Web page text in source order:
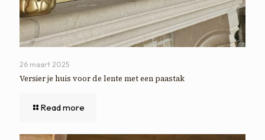
26 maart 2025
Versier je huis voor de lente met een paastak
Read more